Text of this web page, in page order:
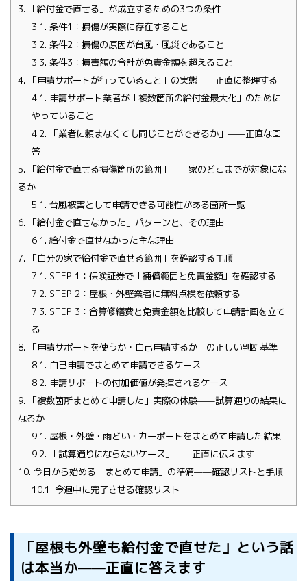
3. 「給付金で直せる」が成立するための3つの条件
3.1. 条件1：損傷が実際に存在すること
3.2. 条件2：損傷の原因が台風・風災であること
3.3. 条件3：損害額の合計が免責金額を超えること
4. 「申請サポートが行っていること」の実態——正直に整理する
4.1. 申請サポート業者が「複数箇所の給付金最大化」のために
やっていること
4.2. 「業者に頼まなくても同じことができるか」——正直な回
答
5. 「給付金で直せる損傷箇所の範囲」——家のどこまでが対象にな
るか
5.1. 台風被害として申請できる可能性がある箇所一覧
6. 「給付金で直せなかった」パターンと、その理由
6.1. 給付金で直せなかった主な理由
7. 「自分の家で給付金で直せる範囲」を確認する手順
7.1. STEP 1：保険証券で「補償範囲と免責金額」を確認する
7.2. STEP 2：屋根・外壁業者に無料点検を依頼する
7.3. STEP 3：合算修繕費と免責金額を比較して申請計画を立て
る
8. 「申請サポートを使うか・自己申請するか」の正しい判断基準
8.1. 自己申請でまとめて申請できるケース
8.2. 申請サポートの付加価値が発揮されるケース
9. 「複数箇所まとめて申請した」実際の体験——試算通りの結果に
なるか
9.1. 屋根・外壁・雨どい・カーポートをまとめて申請した結果
9.2. 「試算通りにならないケース」——正直に伝えます
10. 今日から始める「まとめて申請」の準備——確認リストと手順
10.1. 今週中に完了させる確認リスト
「屋根も外壁も給付金で直せた」という話
は本当か——正直に答えます